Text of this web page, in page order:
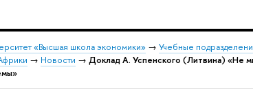
«Высшая школа экономики» → Учебные
→ Новости → Доклад А. Успенского (Литвина) «Не